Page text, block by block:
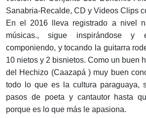
Sanabria-Recalde, CD y Videos Clips
En el 2016 lleva registrado a nivel
músicas., sigue inspirándose y
componiendo, y tocando la guitarra
10 nietos y 2 bisnietos. Como un buen
del Hechizo (Caazapá ) muy buen
todo lo que es la cultura paraguaya,
pasos de poeta y cantautor hasta
porque es lo que más le apasiona.